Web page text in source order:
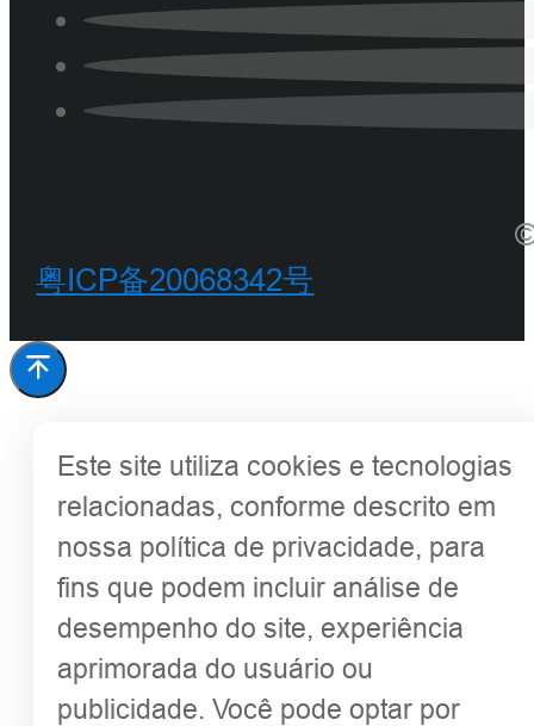
粤ICP备20068342号
Este site utiliza cookies e tecnologias
relacionadas, conforme descrito em
nossa política de privacidade, para
fins que podem incluir análise de
desempenho do site, experiência
aprimorada do usuário ou
publicidade. Você pode optar por